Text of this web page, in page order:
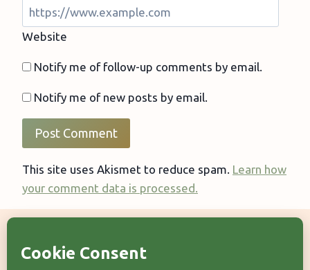
Website
Notify me of follow-up comments by email.
Notify me of new posts by email.
This site uses Akismet to reduce spam. Learn how
your comment data is processed.